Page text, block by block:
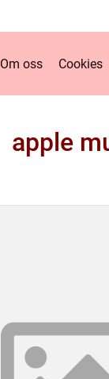
Om oss Cookies
apple